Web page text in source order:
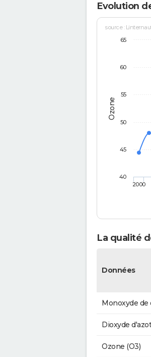
Evolution
Ozone
source :
2000
40
45
50
55
60
65
La qualité
Données
Monoxyde de
Dioxyde
Ozone (O3)